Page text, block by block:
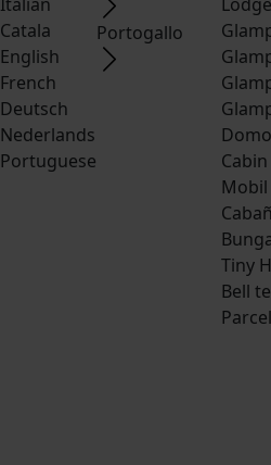
Catala
English
French
Deutsch
Nederlands
Portuguese
Portogallo
Domo
Mobil
Tiny
Bell